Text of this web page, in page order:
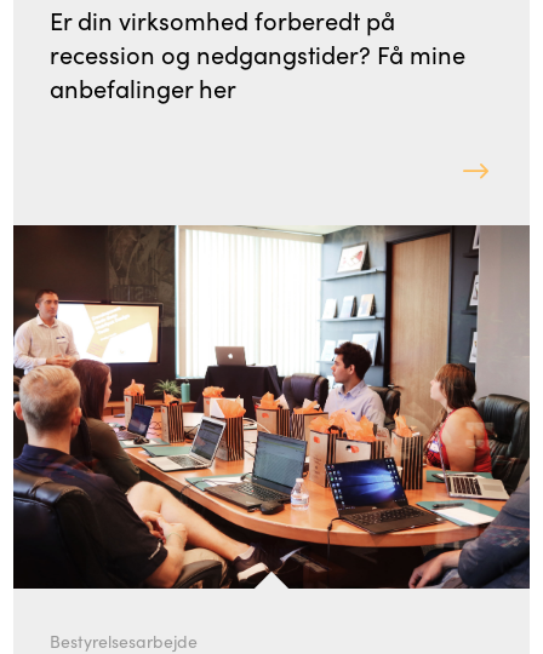
Er din virksomhed forberedt på
recession og nedgangstider? Få mine
anbefalinger her
Bestyrelsesarbejde